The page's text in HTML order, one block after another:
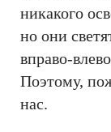
никакого
но они
вправо-
Поэтому,
нас.